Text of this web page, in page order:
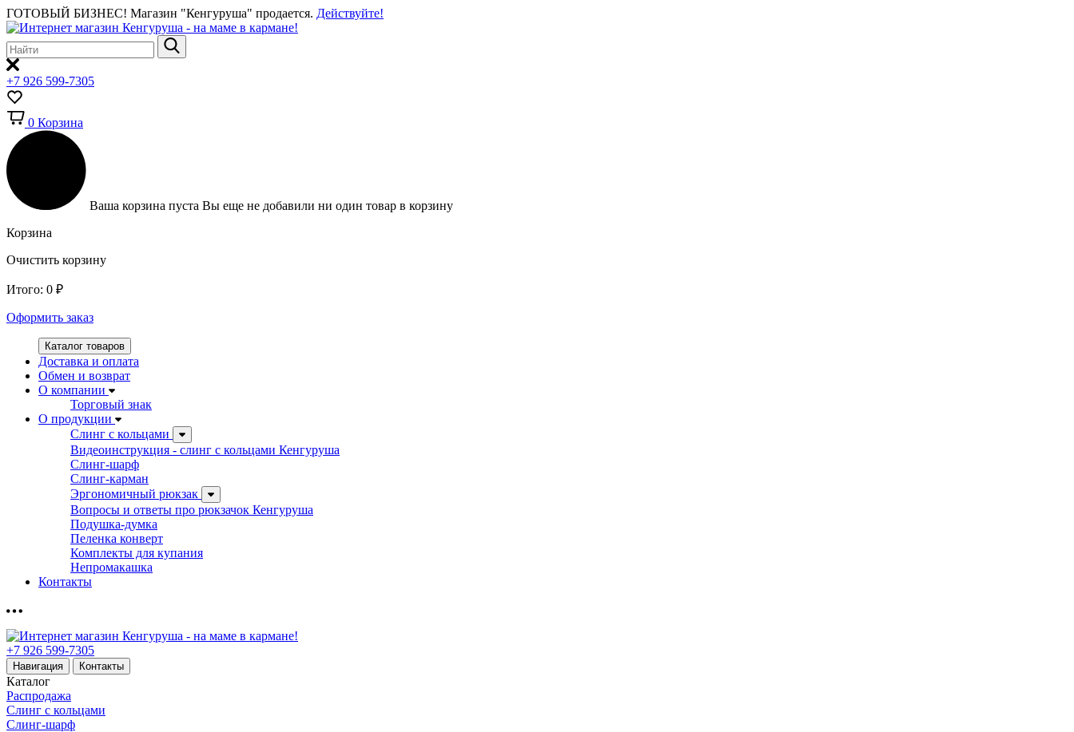
ГОТОВЫЙ БИЗНЕС! Магазин "Кенгуруша" продается. Действуйте!
+7 926 599-7305
0 Корзина
Ваша корзина пуста Вы еще не добавили ни один товар в корзину
Корзина
Очистить корзину
Итого: 0 ₽
Оформить заказ
Каталог товаров
Доставка и оплата
Обмен и возврат
О компании
Торговый знак
О продукции
Слинг с кольцами
Видеоинструкция - слинг с кольцами Кенгуруша
Слинг-шарф
Слинг-карман
Эргономичный рюкзак
Вопросы и ответы про рюкзачок Кенгуруша
Подушка-думка
Пеленка конверт
Комплекты для купания
Непромакашка
Контакты
+7 926 599-7305
Навигация Контакты
Каталог
Распродажа
Слинг с кольцами
Слинг-шарф